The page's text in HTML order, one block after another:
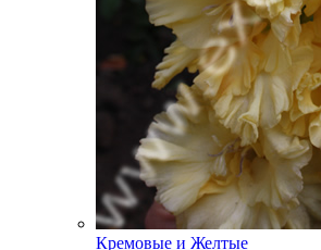
Кремовые и Желтые